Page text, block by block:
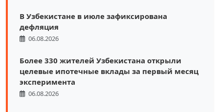
В Узбекистане в июле зафиксирована
дефляция
06.08.2026
Более 330 жителей Узбекистана открыли
целевые ипотечные вклады за первый месяц
эксперимента
06.08.2026